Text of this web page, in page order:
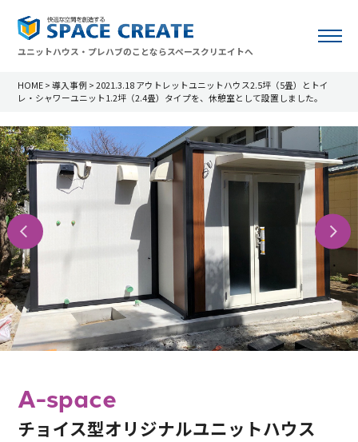
ユニットハウス・プレハブのことならスペースクリエイトへ
HOME >導入事例 >2021.3.18 アウトレットユニットハウス2.5坪（5畳）とトイ
レ・シャワーユニット1.2坪（2.4畳）タイプを、休憩室として設置しました。
A-space
チョイス型オリジナルユニットハウス